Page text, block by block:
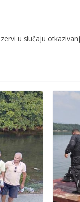
u slučaju